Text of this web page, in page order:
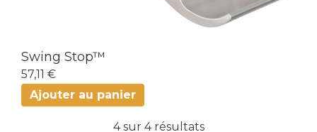
Swing Stop™
57,11 €
Ajouter au panier
4 sur 4 résultats